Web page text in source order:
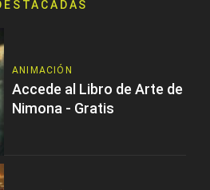
ANIMACIÓN
Accede al Libro de Arte de
Nimona - Gratis